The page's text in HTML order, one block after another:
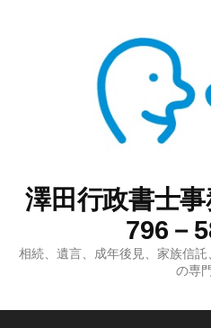
澤田行政書士
796－
相続、遺言、成年後見、家族信
の専